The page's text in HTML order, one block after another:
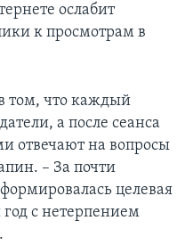
ослабит
к просмотрам в
том, что каждый
а после сеанса
отвечают на вопросы
– За почти
целевая
с нетерпением